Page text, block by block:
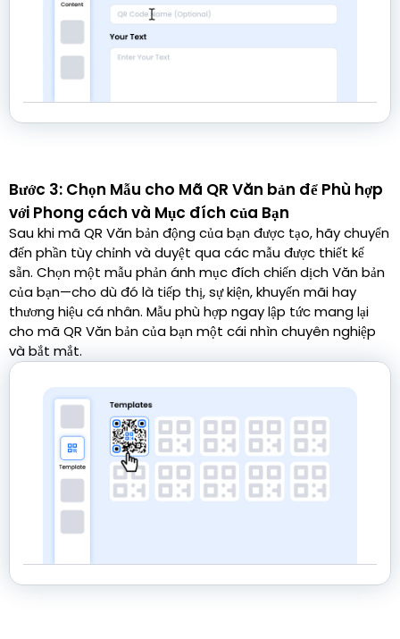
Bước 3: Chọn Mẫu cho Mã QR Văn bản để Phù hợp
với Phong cách và Mục đích của Bạn
Sau khi mã QR Văn bản động của bạn được tạo, hãy chuyển
đến phần tùy chỉnh và duyệt qua các mẫu được thiết kế
sẵn. Chọn một mẫu phản ánh mục đích chiến dịch Văn bản
của bạn—cho dù đó là tiếp thị, sự kiện, khuyến mãi hay
thương hiệu cá nhân. Mẫu phù hợp ngay lập tức mang lại
cho mã QR Văn bản của bạn một cái nhìn chuyên nghiệp
và bắt mắt.